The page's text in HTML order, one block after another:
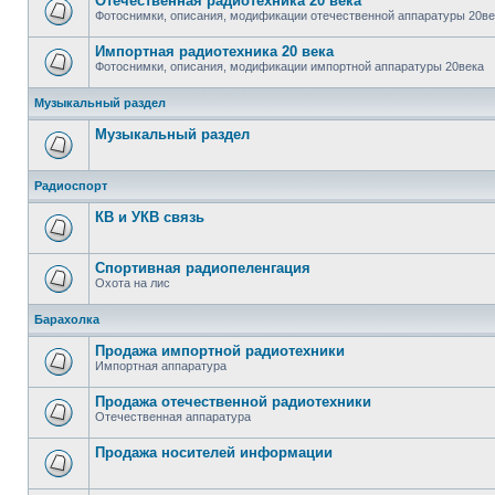
Фотоснимки, описания, модификации отечественной аппаратуры
Импортная радиотехника 20 века
Фотоснимки, описания, модификации импортной аппаратуры 20века
Музыкальный раздел
Музыкальный раздел
Радиоспорт
КВ и УКВ связь
Спортивная радиопеленгация
Охота на лис
Барахолка
Продажа импортной радиотехники
Импортная аппаратура
Продажа отечественной радиотехники
Отечественная аппаратура
Продажa носителей информации